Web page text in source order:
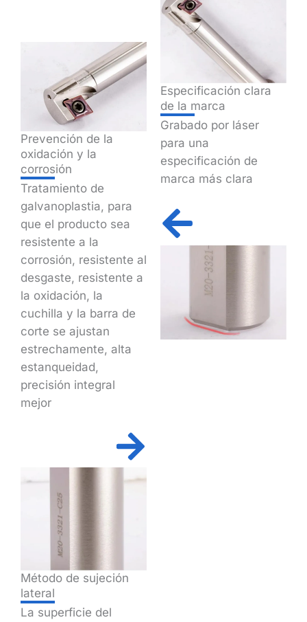
Prevención de la
oxidación y la
corrosión
Tratamiento de
galvanoplastia, para
que el producto sea
resistente a la
corrosión, resistente al
desgaste, resistente a
la oxidación, la
cuchilla y la barra de
corte se ajustan
estrechamente, alta
estanqueidad,
precisión integral
mejor
Método de sujeción
lateral
La superficie del
Especificación clara
de la marca
Grabado por láser
para una
especificación de
marca más clara